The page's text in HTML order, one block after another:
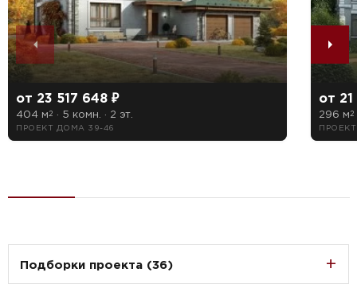
от 23 517 648 ₽
404 м2 · 5 комн. · 2 эт.
ПРОЕКТ ДОМА 39-46
от 21
296 м2
Подборки проекта (36)